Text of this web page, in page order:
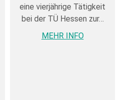
eine vierjährige Tätigkeit
bei der TÜ Hessen zur…
MEHR INFO